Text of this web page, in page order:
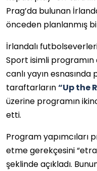
Prag’da bulunan
önceden planlanmış
İrlandalı
Sport isimli programın
canlı yayın esnasında
taraftarların“Up the
üzerine programın
etti.
Program yapımcıları
etme gerekçesini
şeklinde açıkladı.